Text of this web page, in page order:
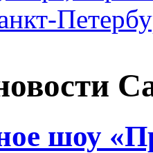
шоу